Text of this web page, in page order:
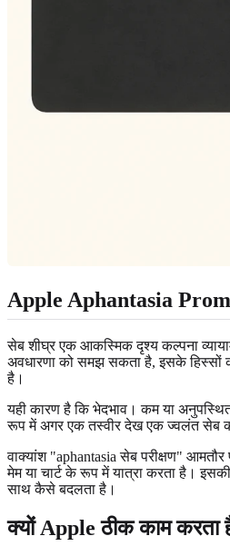
Apple Aphantasia
सेब शीघ्र एक आकस्मिक दृश्य कल्पना
अवधारणा को समझ सकता है, इसके हिस्सों
है।
यही कारण है कि भेदभाव। कम या
रूप में अगर एक तस्वीर देख एक ज्वलंत सेब
वाक्यांश "aphantasia सेब परीक्षण"
मेम या चार्ट के रूप में यात्रा करता है।
साथ कैसे बदलता है।
क्यों Apple ठीक काम करता